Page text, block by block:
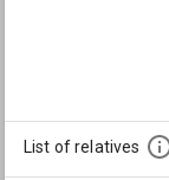
List of relatives